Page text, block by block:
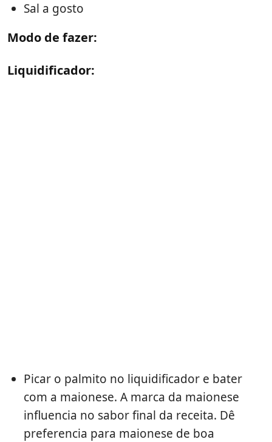
Sal a gosto
Modo de fazer:
Liquidificador:
Picar o palmito no liquidificador e bater
com a maionese. A marca da maionese
influencia no sabor final da receita. Dê
preferencia para maionese de boa